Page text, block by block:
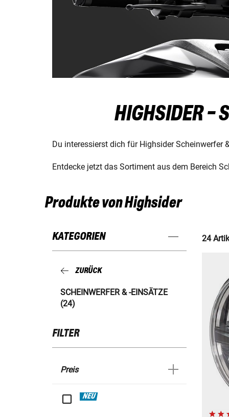
HIGHSIDER -
Du interessierst dich für Highsider
Entdecke jetzt das Sortiment aus dem Bereich
Produkte von Highsider
KATEGORIEN
ZURÜCK
SCHEINWERFER & -EINSÄTZE
(24)
FILTER
Preis
NEU
24